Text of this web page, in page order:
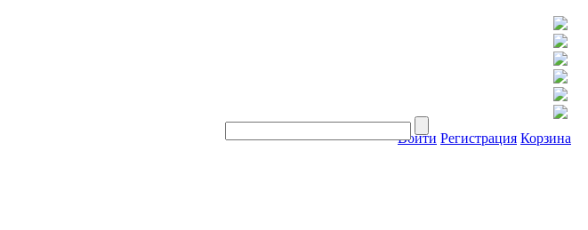
Войти Регистрация Корзина